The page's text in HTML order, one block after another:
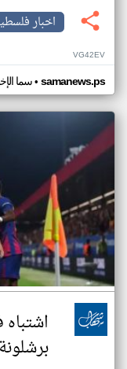
اخبار
VG42EV
سما• samanews.ps
برشلونة